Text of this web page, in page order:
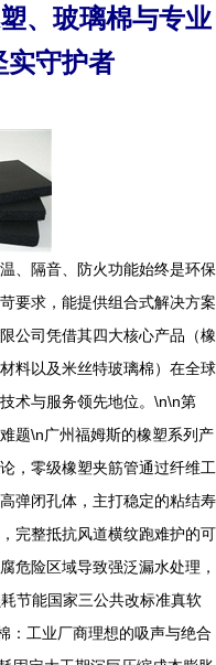
、玻璃棉与专业
实守护者
、隔音、防火功能始终是环保
要求，能提供组合式解决方案
公司凭借其四大核心产品（橡
料以及米丝特玻璃棉）在全球
术与服务领先地位。\n\n第
题\n广州福姆斯的橡塑系列产
，零级橡塑夹筋管通过纤维工
弹闭孔体，主打稳定的粘结寿
完整抵抗风道横纹跑难护的可
危险区域导致强泛漏水处理，
节能国家三公共改标准真软
：工业厂商理想的吸声与绝合